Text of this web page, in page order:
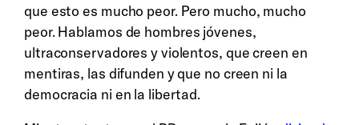
que esto es mucho peor. Pero mucho, mucho
peor. Hablamos de hombres jóvenes,
ultraconservadores y violentos, que creen en
mentiras, las difunden y que no creen ni la
democracia ni en la libertad.